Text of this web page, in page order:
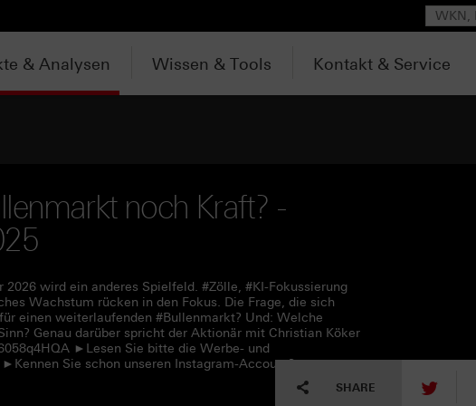
Suche
& Analysen Wissen & Tools Kontakt & Service
noch Kraft? -
wird ein anderes Spielfeld. #Zölle, #KI-Fokussierung
Wachstum rücken in den Fokus. Die Frage, die sich
einen weiterlaufenden #Bullenmarkt? Und: Welche
Genau darüber spricht der Aktionär mit Christian Köker
►Lesen Sie bitte die Werbe- und
Sie schon unseren Instagram-Account?
SHARE tweet